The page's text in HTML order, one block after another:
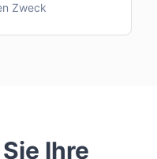
Zweck
Ihre